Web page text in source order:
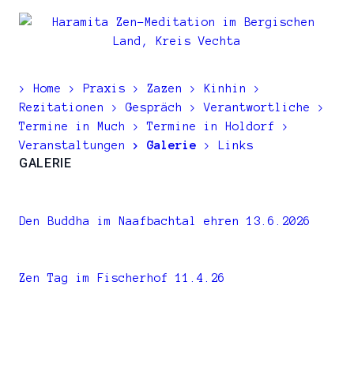
Inhalt
> Home > Praxis > Zazen > Kinhin
>
Rezitationen
> Gespräch > Verantwortliche
>
Termine in Much
> Termine in Holdorf
>
Veranstaltungen
> Galerie > Links
GALERIE
Den Buddha im Naafbachtal ehren 13.6.2026
Zen Tag im Fischerhof 11.4.26